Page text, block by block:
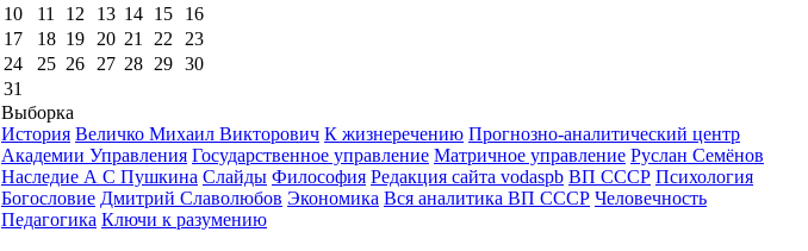
10
11 12 13 14 15
16
17
18 19 20 21 22
23
24
25 26 27 28 29 30
31
Выборка
История Величко Михаил Викторович К жизнеречению Прогнозно-аналитический центр
Академии Управления Государственное управление Матричное управление Руслан Семёнов
Наследие А С Пушкина Слайды Философия Редакция сайта vodaspb ВП СССР Психология
Богословие Дмитрий Славолюбов Экономика Вся аналитика ВП СССР Человечность
Педагогика Ключи к разумению